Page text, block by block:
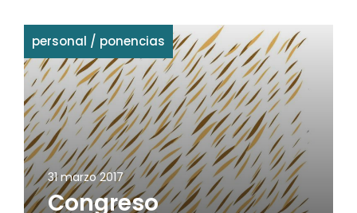
personal / ponencias
31 marzo 2017
Congreso